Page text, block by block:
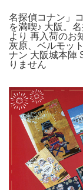
名探偵コナン」
を満喫♪ 大阪。
より 再入荷のお
灰原、ベルモッ
ナン 大阪城本陣
りません